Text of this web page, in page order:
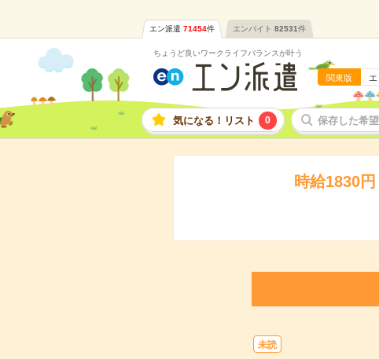
エン派遣 71454件 エンバイト 82531件
ちょうど良いワークライフバランスが叶う
関東版
気になる！リスト 0 保存した希
時給1830
未読